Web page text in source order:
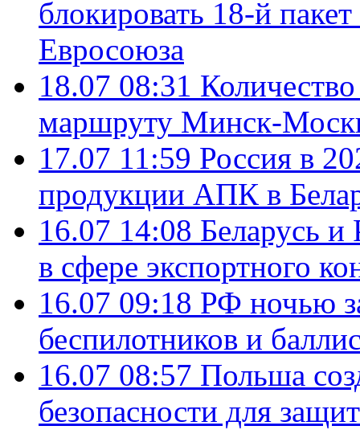
блокировать 18-й
Евросоюза
18.07 08:31
маршруту Минск-
17.07 11:59 Россия в
продукции АПК в
16.07 14:08 Беларусь и
в сфере экспортного
16.07 09:18 РФ ночью
беспилотников и
16.07 08:57 Польша
безопасности для